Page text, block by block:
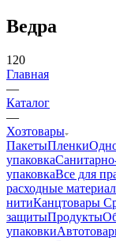
Ведра
120
Главная
—
Каталог
—
Хозтовары
ПакетыПленки
упаковка
упаковкаВсе для
расходные
нитиКанцтовары
защитыПродукты
упаковки